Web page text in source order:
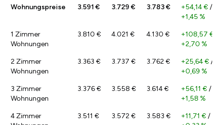
Wohnungspreise 3.591 € 3.729 € 3.783 € +54,14 € /
+1,45 %
1 Zimmer
Wohnungen
3.810 € 4.021 € 4.130 € +108,57 €
+2,70 %
2 Zimmer
Wohnungen
3.363 € 3.737 € 3.762 € +25,64 € /
+0,69 %
3 Zimmer
Wohnungen
3.376 € 3.558 € 3.614 € +56,11 € /
+1,58 %
4 Zimmer
3.511 € 3.572 € 3.583 € +11,71 € /